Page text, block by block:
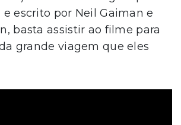
e escrito por Neil Gaiman e
basta assistir ao filme para
grande viagem que eles